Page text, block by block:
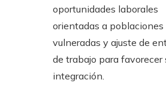
oportunidades laborales
orientadas a poblaciones
vulneradas y ajuste de
de trabajo para favorecer
integración.